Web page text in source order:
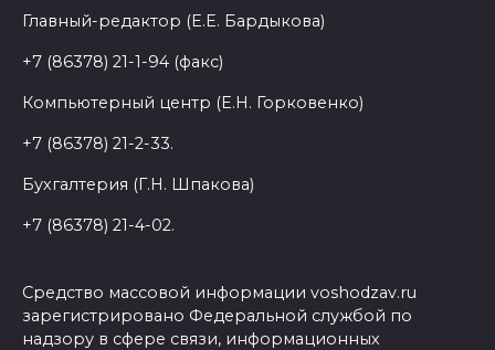
Главный-редактор (Е.Е. Бардыкова)
+7 (86378) 21-1-94 (факс)
Компьютерный центр (Е.Н. Горковенко)
+7 (86378) 21-2-33.
Бухгалтерия (Г.Н. Шпакова)
+7 (86378) 21-4-02.
Средство массовой информации voshodzav.ru
зарегистрировано Федеральной службой по
надзору в сфере связи, информационных